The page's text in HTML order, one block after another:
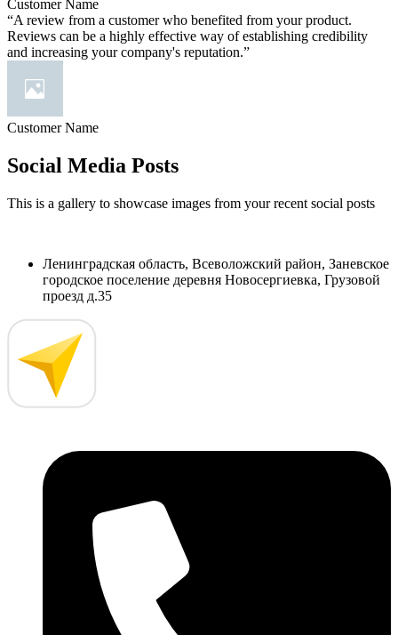
Customer Name
“A review from a customer who benefited from your product.
Reviews can be a highly effective way of establishing credibility
and increasing your company's reputation.”
Customer Name
Social Media Posts
This is a gallery to showcase images from your recent social posts
Ленинградская область, Всеволожский район, Заневское
городское поселение деревня Новосергиевка, Грузовой
проезд д.35